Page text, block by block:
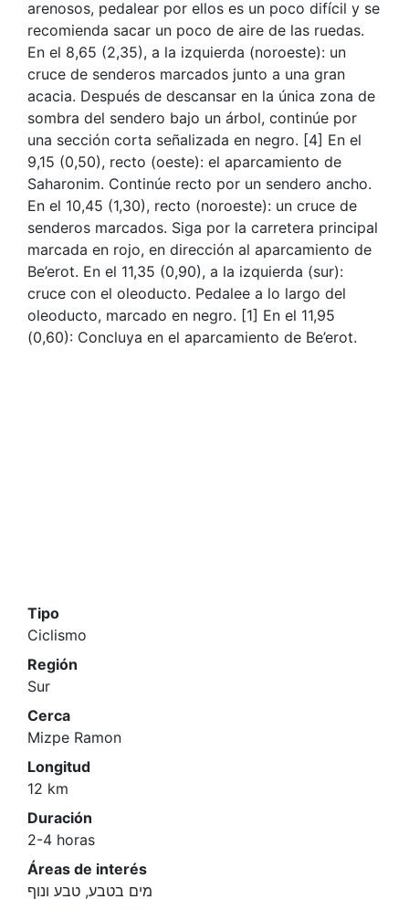
arenosos, pedalear por ellos es un poco difícil y se
recomienda sacar un poco de aire de las ruedas.
En el 8,65 (2,35), a la izquierda (noroeste): un
cruce de senderos marcados junto a una gran
acacia. Después de descansar en la única zona de
sombra del sendero bajo un árbol, continúe por
una sección corta señalizada en negro. [4] En el
9,15 (0,50), recto (oeste): el aparcamiento de
Saharonim. Continúe recto por un sendero ancho.
En el 10,45 (1,30), recto (noroeste): un cruce de
senderos marcados. Siga por la carretera principal
marcada en rojo, en dirección al aparcamiento de
Be’erot. En el 11,35 (0,90), a la izquierda (sur):
cruce con el oleoducto. Pedalee a lo largo del
oleoducto, marcado en negro. [1] En el 11,95
(0,60): Concluya en el aparcamiento de Be’erot.
Tipo
Ciclismo
Región
Sur
Cerca
Mizpe Ramon
Longitud
12 km
Duración
2-4 horas
Áreas de interés
מים בטבע, טבע ונוף